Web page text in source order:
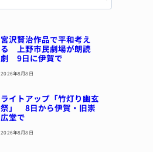
宮沢賢治作品で平和考え
る 上野市民劇場が朗読
劇 9日に伊賀で
2026年8月8日
ライトアップ「竹灯り幽玄
祭」 8日から伊賀・旧崇
広堂で
2026年8月8日